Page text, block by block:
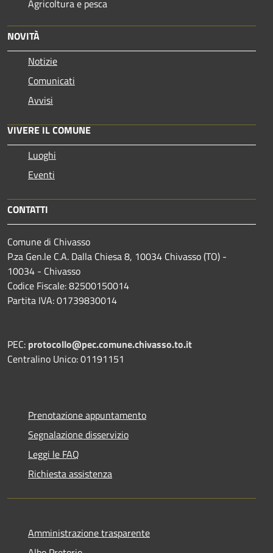
Agricoltura e pesca
NOVITÀ
Notizie
Comunicati
Avvisi
VIVERE IL COMUNE
Luoghi
Eventi
CONTATTI
Comune di Chivasso
P.za Gen.le C.A. Dalla Chiesa 8, 10034 Chivasso (TO) -
10034 - Chivasso
Codice Fiscale: 82500150014
Partita IVA: 01739830014
PEC: protocollo@pec.comune.chivasso.to.it
Centralino Unico: 01191151
Prenotazione appuntamento
Segnalazione disservizio
Leggi le FAQ
Richiesta assistenza
Amministrazione trasparente